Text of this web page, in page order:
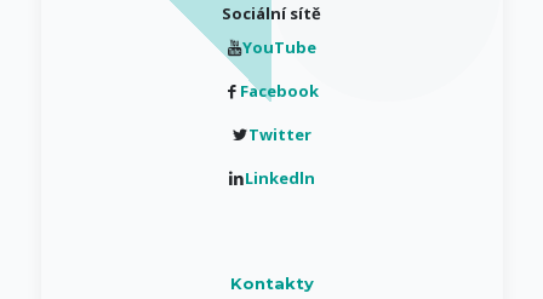
Sociální sítě
YouTube
Facebook
Twitter
Linkedln
Kontakty